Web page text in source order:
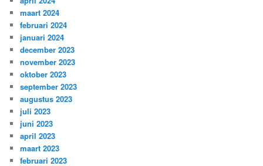
maart 2024
februari 2024
januari 2024
december 2023
november 2023
oktober 2023
september 2023
augustus 2023
juli 2023
juni 2023
april 2023
maart 2023
februari 2023